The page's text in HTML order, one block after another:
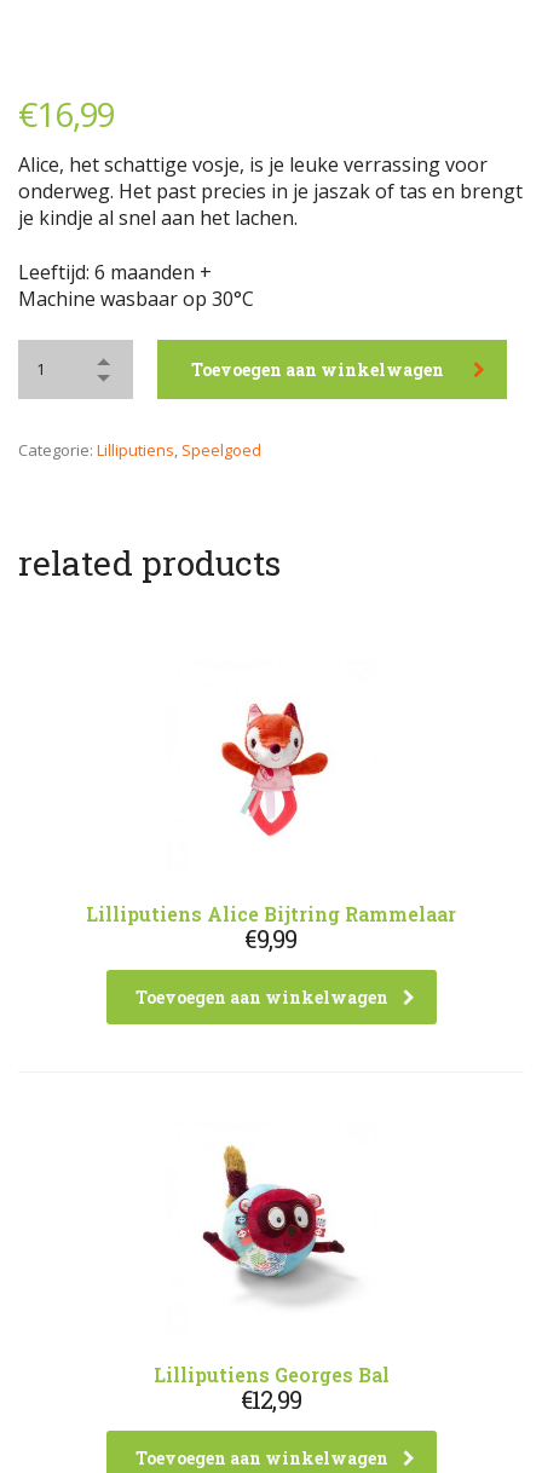
€16,99
Alice, het schattige vosje, is je leuke verrassing voor
onderweg. Het past precies in je jaszak of tas en brengt
je kindje al snel aan het lachen.
Leeftijd: 6 maanden +
Machine wasbaar op 30°C
Toevoegen aan winkelwagen
Categorie: Lilliputiens, Speelgoed
related products
Lilliputiens Alice Bijtring Rammelaar
€9,99
Toevoegen aan winkelwagen
Lilliputiens Georges Bal
€12,99
Toevoegen aan winkelwagen